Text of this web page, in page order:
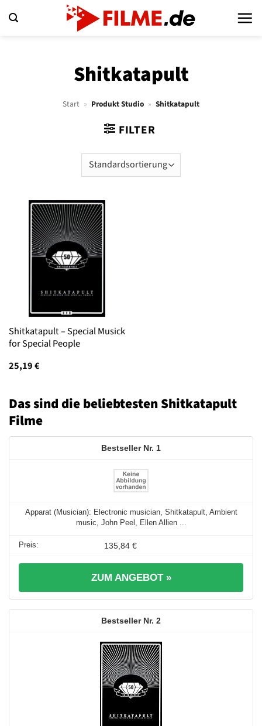
Inhalt
Shitkatapult
Start » Produkt Studio » Shitkatapult
FILTER
Shitkatapult – Special Musick
for Special People
25,19€
Das sind die beliebtesten Shitkatapult
Filme
1
Apparat (Musician): Electronic musician, Shitkatapult, Ambient
music, John Peel, Ellen Allien ...
135,84 €
ZUM ANGEBOT »
2